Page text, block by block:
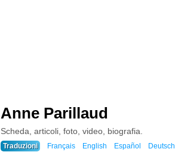
Anne Parillaud
Scheda, articoli, foto, video, biografia.
Traduzioni Français English Español Deutsch